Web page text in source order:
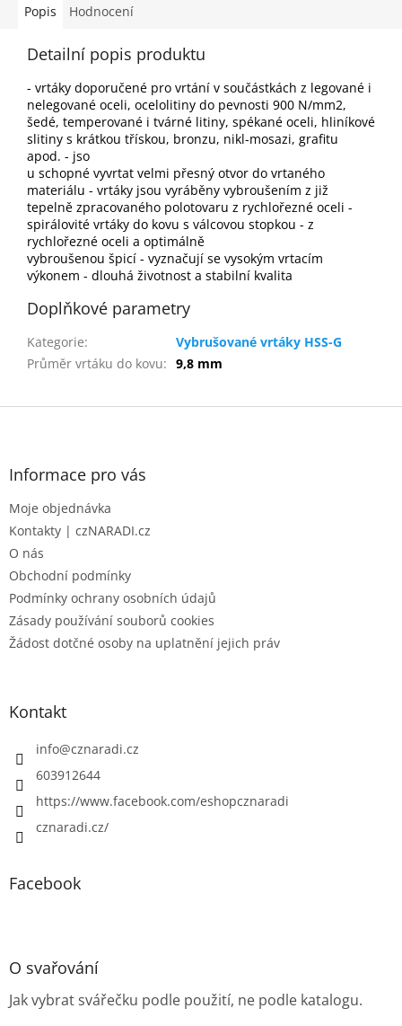
Popis Hodnocení
Detailní popis produktu
- vrtáky doporučené pro vrtání v součástkách z legované i
nelegované oceli, ocelolitiny do pevnosti 900 N/mm2,
šedé, temperované i tvárné litiny, spékané oceli, hliníkové
slitiny s krátkou třískou, bronzu, nikl-mosazi, grafitu
apod. - jso
u schopné vyvrtat velmi přesný otvor do vrtaného
materiálu - vrtáky jsou vyráběny vybroušením z již
tepelně zpracovaného polotovaru z rychlořezné oceli -
spirálovité vrtáky do kovu s válcovou stopkou - z
rychlořezné oceli a optimálně
vybroušenou špicí - vyznačují se vysokým vrtacím
výkonem - dlouhá životnost a stabilní kvalita
Doplňkové parametry
Kategorie:
Vybrušované vrtáky HSS-G
Průměr vrtáku do kovu: 9,8 mm
Z
Informace pro vás
Moje objednávka
Kontakty | czNARADI.cz
O nás
Obchodní podmínky
Podmínky ochrany osobních údajů
Zásady používání souborů cookies
Žádost dotčné osoby na uplatnění jejich práv
Kontakt
info@cznaradi.cz
603912644
https://www.facebook.com/eshopcznaradi
cznaradi.cz/
Facebook
O svařování
Jak vybrat svářečku podle použití, ne podle katalogu.